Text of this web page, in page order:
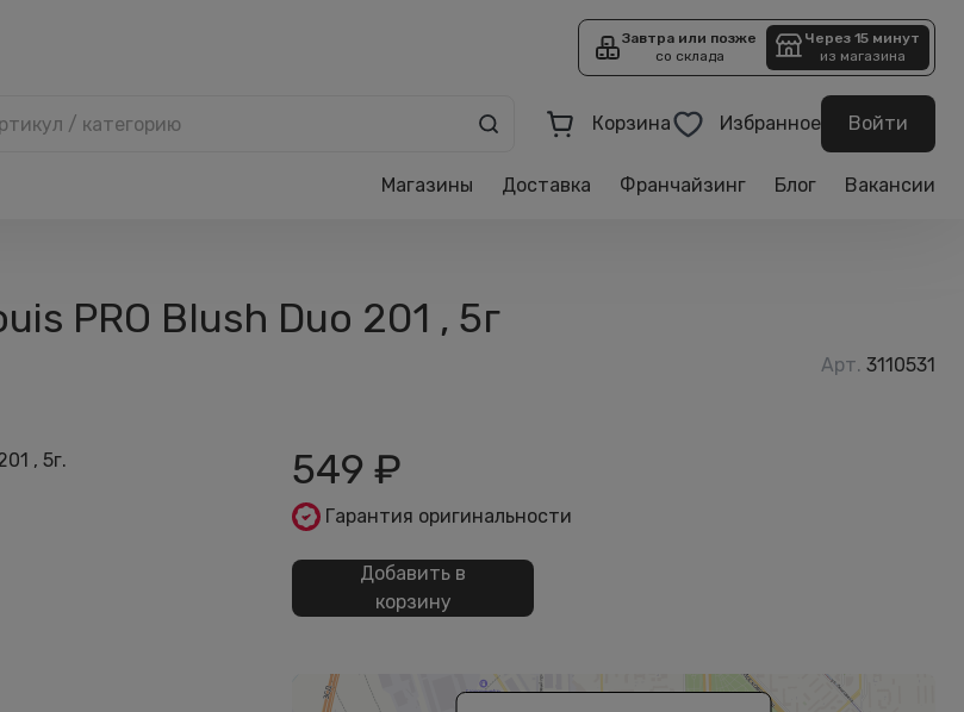
Завтра или позже
со склада
Через 15 минут
из магазина
Корзина Избранное Войти
Магазины Доставка Франчайзинг Блог Вакансии
PRO Blush Duo 201 , 5г
Арт. 3110531
549 ₽
Гарантия оригинальности
Добавить в
корзину